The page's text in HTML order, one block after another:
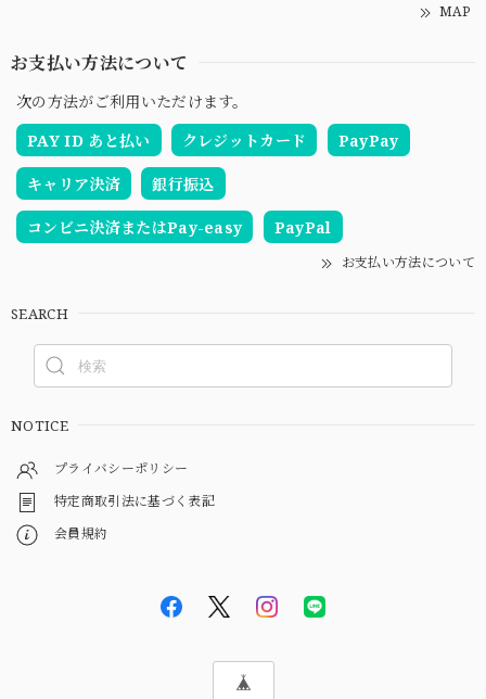
MAP
お支払い方法について
次の方法がご利用いただけます。
PAY ID あと払い
クレジットカード PayPay
キャリア決済 銀行振込
コンビニ決済またはPay-easy PayPal
お支払い方法について
SEARCH
NOTICE
プライバシーポリシー
特定商取引法に基づく表記
会員規約